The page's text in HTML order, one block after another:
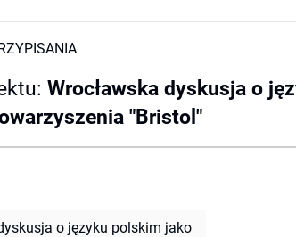
: Wrocławska dyskusja o
"Bristol"
o języku polskim jako